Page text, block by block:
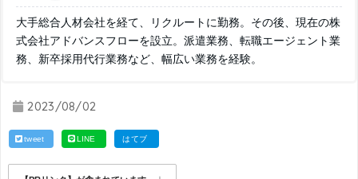
大手総合人材会社を経て、リクルートに勤務。その後、現在の株
式会社アドバンスフローを設立。派遣業務、転職エージェント業
務、新卒採用代行業務など、幅広い業務を経験。
2023/08/02
tweet LINE はてブ